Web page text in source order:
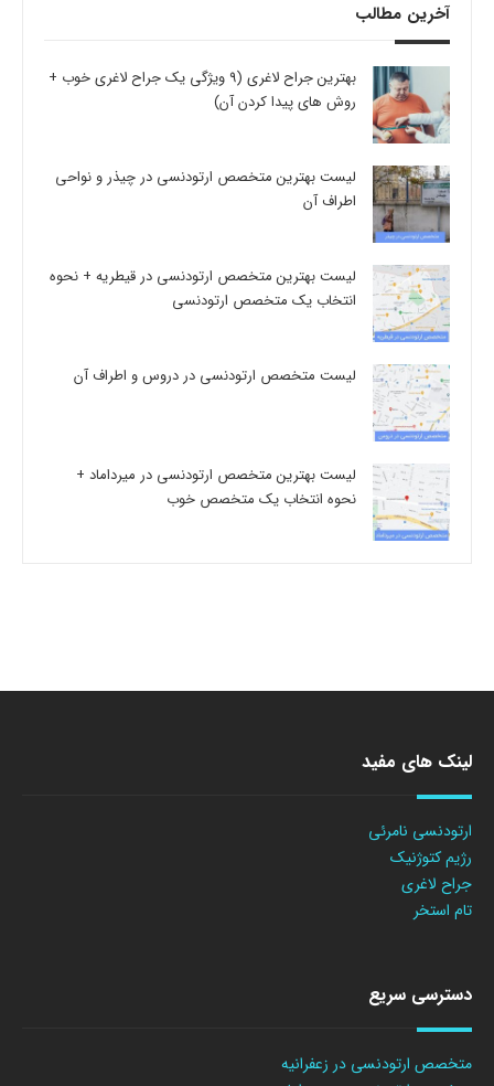
آخرین مطالب
بهترین جراح لاغری (9 ویژگی یک جراح لاغری خوب +
روش های پیدا کردن آن)
لیست بهترین متخصص ارتودنسی در چیذر و نواحی
اطراف آن
لیست بهترین متخصص ارتودنسی در قیطریه + نحوه
انتخاب یک متخصص ارتودنسی
لیست متخصص ارتودنسی در دروس و اطراف آن
لیست بهترین متخصص ارتودنسی در میرداماد +
نحوه انتخاب یک متخصص خوب
لینک های مفید
ارتودنسی نامرئی
رژیم کتوژنیک
جراح لاغری
تام استخر
دسترسی سریع
متخصص ارتودنسی در زعفرانیه